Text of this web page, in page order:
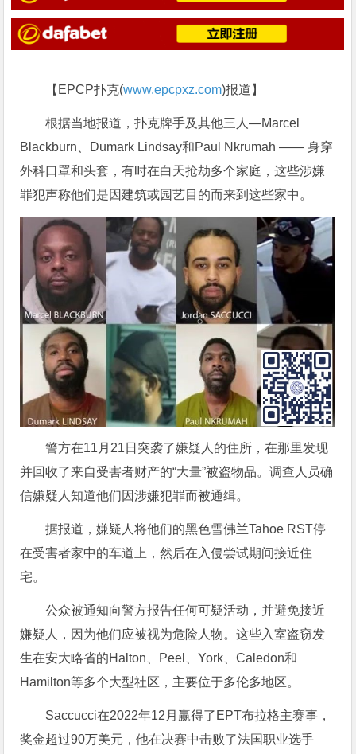
【EPCP扑克(www.epcpxz.com)报道】
根据当地报道，扑克牌手及其他三人—Marcel
Blackburn、Dumark Lindsay和Paul Nkrumah —— 身穿
外科口罩和头套，有时在白天抢劫多个家庭，这些涉嫌
罪犯声称他们是因建筑或园艺目的而来到这些家中。
警方在11月21日突袭了嫌疑人的住所，在那里发现
并回收了来自受害者财产的“大量”被盗物品。调查人员确
信嫌疑人知道他们因涉嫌犯罪而被通缉。
据报道，嫌疑人将他们的黑色雪佛兰Tahoe RST停
在受害者家中的车道上，然后在入侵尝试期间接近住
宅。
公众被通知向警方报告任何可疑活动，并避免接近
嫌疑人，因为他们应被视为危险人物。这些入室盗窃发
生在安大略省的Halton、Peel、York、Caledon和
Hamilton等多个大型社区，主要位于多伦多地区。
Saccucci在2022年12月赢得了EPT布拉格主赛事，
奖金超过90万美元，他在决赛中击败了法国职业选手